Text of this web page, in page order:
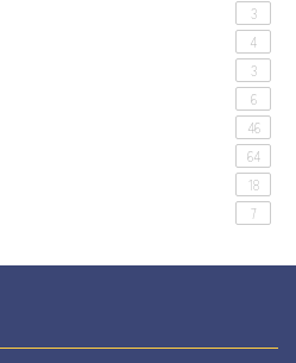
3
4
3
6
46
64
18
7